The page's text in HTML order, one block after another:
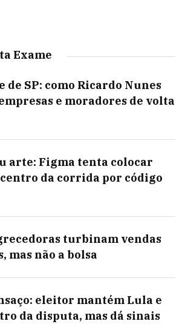
Exame
SP: como Ricardo Nunes
e moradores de volta
arte: Figma tenta colocar
da corrida por código
turbinam vendas
mas não a bolsa
eleitor mantém Lula e
da disputa, mas dá sinais